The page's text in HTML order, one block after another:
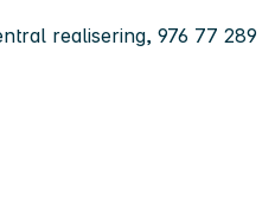
realisering, 976 77 289